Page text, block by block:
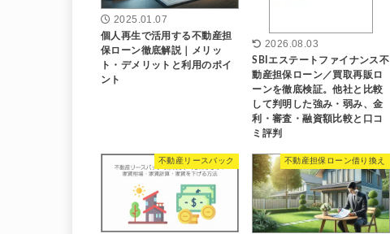
2025.01.07
個人再生で活用する不動産担
保ローン徹底解説｜メリッ
ト・デメリットと利用のポイ
ント
2026.08.03
SBIエステートファイナンス不
動産担保ローン／買取再販ロ
ーンを徹底検証。他社と比較
して判明した強み・弱み、金
利・審査・融資額比較と口コ
ミ評判
不動産リースバック 不動産担保ローン借り換え